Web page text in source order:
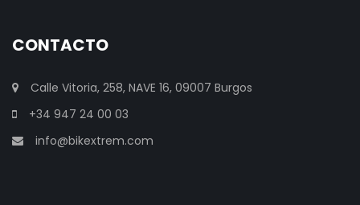
CONTACTO
Calle Vitoria, 258, NAVE 16, 09007 Burgos
+34 947 24 00 03
info@bikextrem.com